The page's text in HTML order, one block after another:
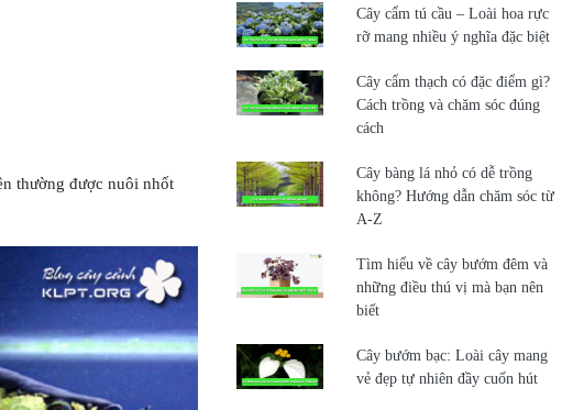
thường được nuôi nhốt
Cây cẩm tú cầu – Loài hoa rực
rỡ mang nhiều ý nghĩa đặc biệt
Cây cẩm thạch có đặc điểm gì?
Cách trồng và chăm sóc đúng
cách
Cây bàng lá nhỏ có dễ trồng
không? Hướng dẫn chăm sóc từ
A-Z
Tìm hiểu về cây bướm đêm và
những điều thú vị mà bạn nên
biết
Cây bướm bạc: Loài cây mang
vẻ đẹp tự nhiên đầy cuốn hút